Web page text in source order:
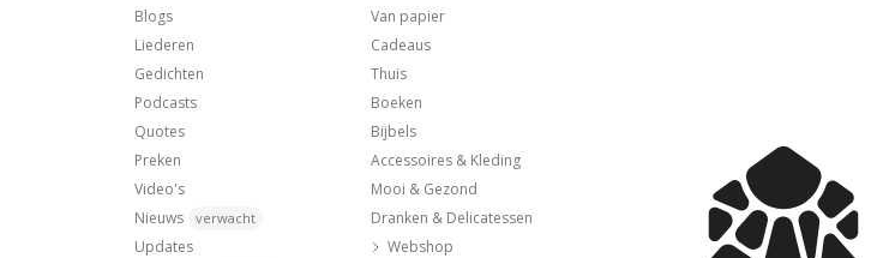
Blogs
Liederen
Gedichten
Podcasts
Quotes
Preken
Video's
Nieuws
verwacht
Updates
Van papier
Cadeaus
Thuis
Boeken
Bijbels
Accessoires & Kleding
Mooi & Gezond
Dranken & Delicatessen
Webshop